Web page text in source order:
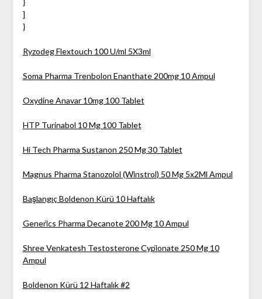
}
]
}
Ryzodeg Flextouch 100 U/ml 5X3ml
Soma Pharma Trenbolon Enanthate 200mg 10 Ampul
Oxydine Anavar 10mg 100 Tablet
HTP Turinabol 10 Mg 100 Tablet
Hi Tech Pharma Sustanon 250 Mg 30 Tablet
Magnus Pharma Stanozolol (Wi̇nstrol) 50 Mg 5x2Ml Ampul
Başlangıç Boldenon Kürü 10 Haftalık
Generi̇cs Pharma Decanote 200 Mg 10 Ampul
Shree Venkatesh Testosterone Cypi̇onate 250 Mg 10
Ampul
Boldenon Kürü 12 Haftalık #2